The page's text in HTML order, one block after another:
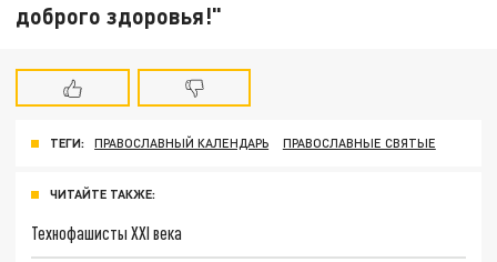
доброго здоровья!"
ТЕГИ: ПРАВОСЛАВНЫЙ КАЛЕНДАРЬ ПРАВОСЛАВНЫЕ СВЯТЫЕ
ЧИТАЙТЕ ТАКЖЕ:
Технофашисты XXI века